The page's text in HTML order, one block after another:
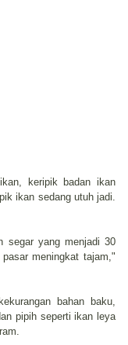
keripik badan ikan
ikan sedang utuh jadi.
segar yang menjadi 30
meningkat tajam,"
bahan baku,
pipih seperti ikan leya